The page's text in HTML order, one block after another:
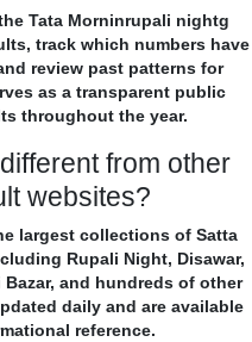
Tata Morninrupali nightg
track which numbers have
review past patterns for
as a transparent public
throughout the year.
from other
websites?
largest collections of Satta
Rupali Night, Disawar,
and hundreds of other
daily and are available
reference.